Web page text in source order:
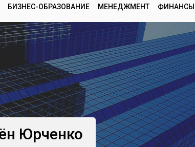
БИЗНЕС-ОБРАЗОВАНИЕ МЕНЕДЖМЕНТ ФИНАНСЫ
Юрченко